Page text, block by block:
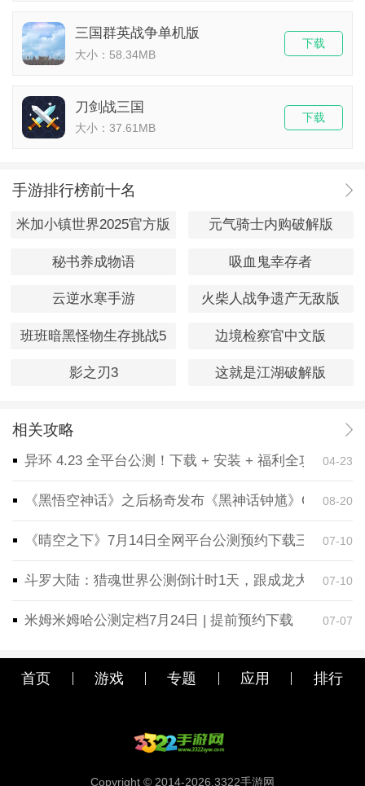
三国群英战争单机版
大小：58.34MB
下载
刀剑战三国
大小：37.61MB
下载
手游排行榜前十名
米加小镇世界2025官方版 元气骑士内购破解版
秘书养成物语 吸血鬼幸存者
云逆水寒手游 火柴人战争遗产无敌版
班班暗黑怪物生存挑战5 边境检察官中文版
影之刃3 这就是江湖破解版
相关攻略
异环 4.23 全平台公测！下载 + 安装 + 福利全攻略，一
04-23
《黑悟空神话》之后杨奇发布《黑神话钟馗》CG！预
08-20
《晴空之下》7月14日全网平台公测预约下载三端同步
07-10
斗罗大陆：猎魂世界公测倒计时1天，跟成龙大哥一起
07-10
米姆米姆哈公测定档7月24日 | 提前预约下载 07-07
首页 游戏 专题 应用 排行
Copyright © 2014-2026.3322手游网